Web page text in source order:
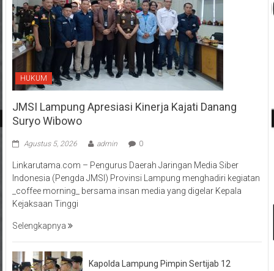
HUKUM
JMSI Lampung Apresiasi Kinerja Kajati Danang
Suryo Wibowo
Agustus 5, 2026 admin 0
Linkarutama.com – Pengurus Daerah Jaringan Media Siber
Indonesia (Pengda JMSI) Provinsi Lampung menghadiri kegiatan
_coffee morning_ bersama insan media yang digelar Kepala
Kejaksaan Tinggi
Selengkapnya
Kapolda Lampung Pimpin Sertijab 12